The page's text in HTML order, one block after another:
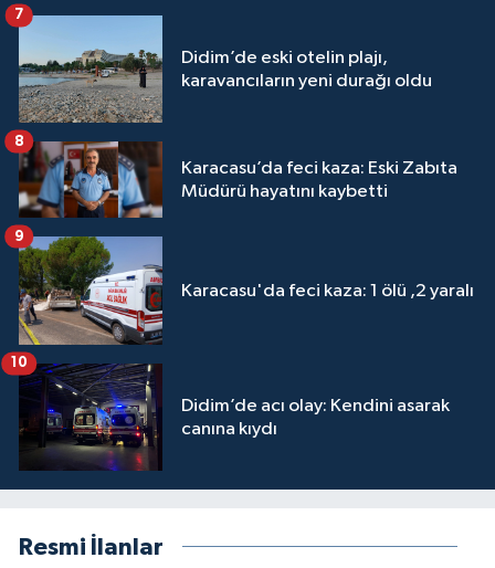
Didim’de eski otelin plajı,
karavancıların yeni durağı oldu
7
Karacasu’da feci kaza: Eski Zabıta
Müdürü hayatını kaybetti
8
Karacasu'da feci kaza: 1 ölü ,2 yaralı
9
Didim’de acı olay: Kendini asarak
canına kıydı
10
Resmi İlanlar